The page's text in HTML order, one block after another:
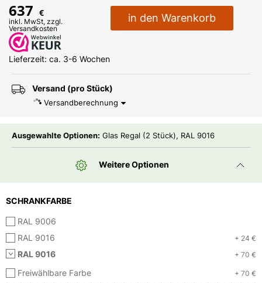
637 €
inkl. MwSt, zzgl.
Versandkosten
in den Warenkorb
Lieferzeit: ca. 3-6 Wochen
Versand (pro Stück)
Versandberechnung
Ausgewahlte Optionen: Glas Regal (2 Stück), RAL 9016
Weitere Optionen
SCHRANKFARBE
RAL 9006
RAL 9016
+ 24 €
RAL 9016 + 70 €
Freiwählbare Farbe + 70 €